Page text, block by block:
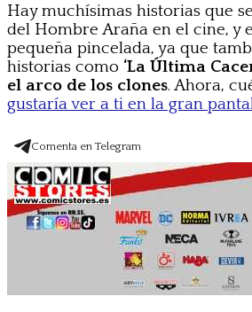
Hay muchísimas historias que
del Hombre Araña en el cine, y
pequeña pincelada, ya que
historias como ‘La Última
el arco de los clones. Ahora,
gustaría ver a ti en la gran
Comenta en Telegram